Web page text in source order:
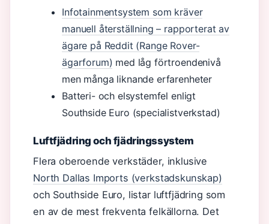
Infotainmentsystem som kräver
manuell återställning – rapporterat av
ägare på Reddit (Range Rover-
ägarforum) med låg förtroendenivå
men många liknande erfarenheter
Batteri- och elsystemfel enligt
Southside Euro (specialistverkstad)
Luftfjädring och fjädringssystem
Flera oberoende verkstäder, inklusive
North Dallas Imports (verkstadskunskap)
och Southside Euro, listar luftfjädring som
en av de mest frekventa felkällorna. Det